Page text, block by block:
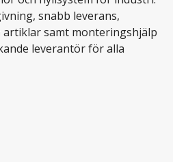
snabb leverans,
samt monteringshjälp
leverantör för alla